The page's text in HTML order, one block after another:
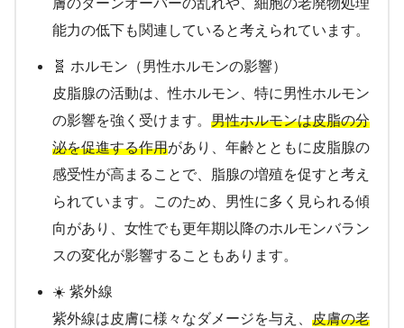
膚のターンオーバーの乱れや、細胞の老廃物処理
能力の低下も関連していると考えられています。
🧬 ホルモン（男性ホルモンの影響）
皮脂腺の活動は、性ホルモン、特に男性ホルモン
の影響を強く受けます。 男性ホルモンは皮脂の分
泌を促進する作用があり、年齢とともに皮脂腺の
感受性が高まることで、脂腺の増殖を促すと考え
られています。このため、男性に多く見られる傾
向があり、女性でも更年期以降のホルモンバラン
スの変化が影響することもあります。
☀️ 紫外線
紫外線は皮膚に様々なダメージを与え、 皮膚の老